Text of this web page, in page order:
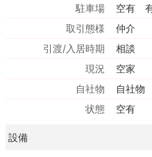
駐車場
空有
取引態様
仲介
引渡/入居時期
相談
現況
空家
自社物
自社物
状態
空有
設備